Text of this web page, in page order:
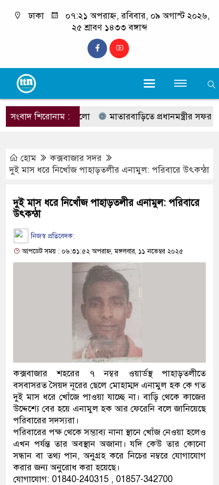
ঢাকা
০৭:২১ অপরাহ্ন, রবিবার, ০৯ অগাস্ট ২০২৬,
২৫ শ্রাবণ ১৪৩৩ বঙ্গাব্দ
সংবাদ শিরোনাম :
সফর ঘিরে যা যা হলো মাতারবাড়িতে প্রধানমন্ত্রীর সফর ঘিরে
হোম
কক্সবাজার সদর
দুই মাস ধরে নিখোঁজ পাহাড়তলীর এনামুল: পরিবারে উৎকন্ঠা
দুই মাস ধরে নিখোঁজ পাহাড়তলীর এনামুল: পরিবারে
উৎকন্ঠা
নিজস্ব প্রতিবেদক:
আপডেট সময় : ০৬:৩১:৫২ অপরাহ্ন, মঙ্গলবার, ১১ নভেম্বর ২০২৫
কক্সবাজার শহরের ৭ নম্বর ওয়ার্ডস্থ পাহাড়তলীতে
বসবাসরত সৈয়দ নূরের ছেলে মোহাম্মদ এনামুল হক কে গত
দুই মাস ধরে খোঁজে পাওয়া যাচ্ছে না। বাড়ি থেকে কাজের
উদ্দেশ্যে বের হয়ে এনামুল হক আর ফেরেনি বলে জানিয়েছে
পরিবারের সদস্যরা।
পরিবারের পক্ষ থেকে সম্ভাব্য নানা স্থানে খোঁজ নেওয়া হলেও
এখন পর্যন্ত তার অবস্থান অজানা। যদি কেউ তার কোনো
সন্ধান বা তথ্য পান, অনুগ্রহ করে নিচের নম্বরে যোগাযোগ
করার জন্য অনুরোধ করা হয়েছে।
যোগাযোগ: 01840-240315 , 01857-342700